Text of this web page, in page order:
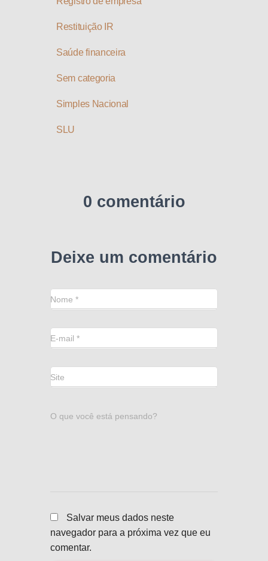
Restituição IR
Saúde financeira
Sem categoria
Simples Nacional
SLU
0 comentário
Deixe um comentário
Nome *
E-mail *
Site
O que você está pensando?
Salvar meus dados neste
navegador para a próxima vez que eu
comentar.